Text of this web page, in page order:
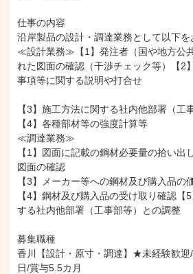
仕事の内容
沿岸製品の設計・調達業務として以下を
≪設計業務≫【1】発注者（国や地方公
れた図面の確認（干渉チェック等）【2
事項等に関する説明や打合せ
【3】施工方法に関する社内他部署（工
【4】各種部材等の強度計算等
≪調達業務≫
【1】図面に記載の鋼材必要量の拾い出
図面の確認
【3】メーカー等への鋼材及び購入品の
【4】鋼材及び購入品の受け取り確認【
する社内他部署（工事部等）との調整
募集職種
香川【設計・原寸・調達】★未経験歓
日/賞与5.5カ月